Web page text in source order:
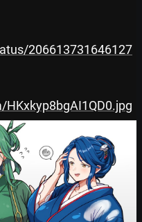
206613731646127